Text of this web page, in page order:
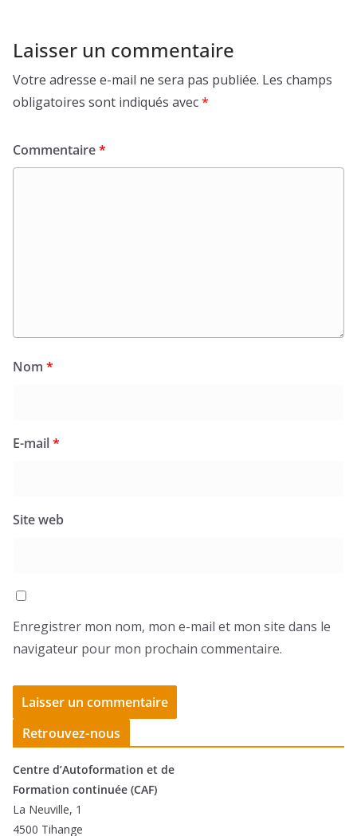
Laisser un commentaire
Votre adresse e-mail ne sera pas publiée. Les champs
obligatoires sont indiqués avec*
Commentaire*
Nom *
E-mail*
Site web
Enregistrer mon nom, mon e-mail et mon site dans le
navigateur pour mon prochain commentaire.
Retrouvez-nous
Centre d’Autoformation et de
Formation continuée (CAF)
La Neuville, 1
4500 Tihange